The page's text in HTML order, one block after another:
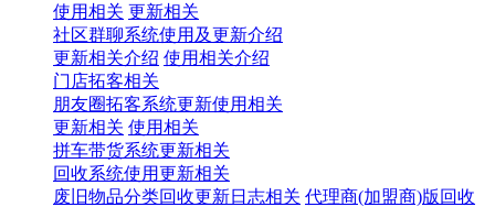
使用相关 更新相关
社区群聊系统使用及更新介绍
更新相关介绍 使用相关介绍
门店拓客相关
朋友圈拓客系统更新使用相关
更新相关 使用相关
拼车带货系统更新相关
回收系统使用更新相关
废旧物品分类回收更新日志相关 代理商(加盟商)版回收